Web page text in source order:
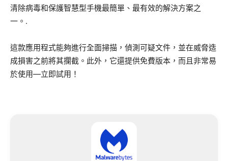
清除病毒和保護智慧型手機最簡單、最有效的解決方案之
一。.
這款應用程式能夠進行全面掃描，偵測可疑文件，並在威脅造
成損害之前將其攔截。此外，它還提供免費版本，而且非常易
於使用—立即試用！